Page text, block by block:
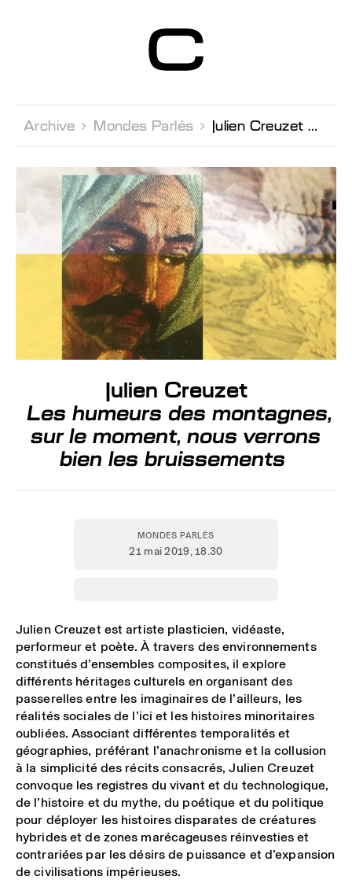
Contemporain
Genève
Archive  Mondes Parlés  Julien Creuzet
Julien Creuzet
Les humeurs des montagnes,
sur le moment, nous verrons
bien les bruissements
MONDES PARLÉS
21 mai 2019, 18.30
Julien Creuzet est artiste plasticien, vidéaste,
performeur et poète. À travers des environnements
constitués d’ensembles composites, il explore
différents héritages culturels en organisant des
passerelles entre les imaginaires de l’ailleurs, les
réalités sociales de l’ici et les histoires minoritaires
oubliées. Associant différentes temporalités et
géographies, préférant l’anachronisme et la collusion
à la simplicité des récits consacrés, Julien Creuzet
convoque les registres du vivant et du technologique,
de l’histoire et du mythe, du poétique et du politique
pour déployer les histoires disparates de créatures
hybrides et de zones marécageuses réinvesties et
contrariées par les désirs de puissance et d’expansion
de civilisations impérieuses.